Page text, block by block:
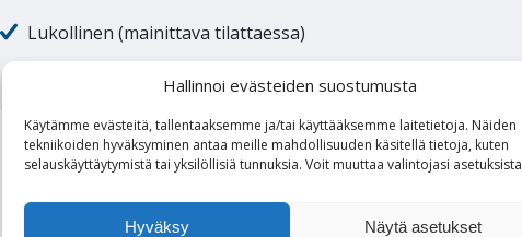
Hallinnoi evästeiden suostumusta
Käytämme evästeitä, tallentaaksemme ja/tai käyttääksemme laitetietoja. Näiden
tekniikoiden hyväksyminen antaa meille mahdollisuuden käsitellä tietoja, kuten
selauskäyttäytymistä tai yksilöllisiä tunnuksia. Voit muuttaa valintojasi asetuksista
Hyväksy Näytä asetukset
Lukollinen (mainittava tilattaessa)